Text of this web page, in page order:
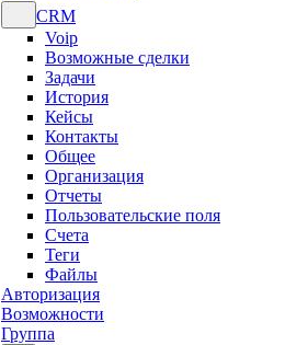
CRM
Voip
Возможные сделки
Задачи
История
Кейсы
Контакты
Общее
Организация
Отчеты
Пользовательские поля
Счета
Теги
Файлы
Авторизация
Возможности
Группа